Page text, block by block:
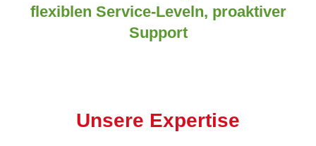
flexiblen Service-Leveln, proaktiver
Support
Unsere Expertise